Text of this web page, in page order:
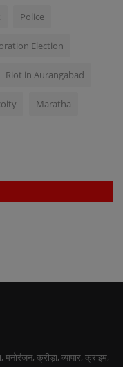
Police
Election
Riot in Aurangabad
Maratha
क्रीड़ा, व्यापार, क्राइम,